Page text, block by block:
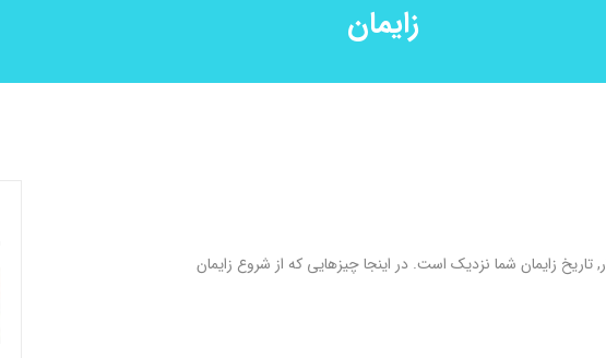
زایمان
تاریخ زایمان شما نزدیک است. در اینجا چیزهایی که از شروع زایمان